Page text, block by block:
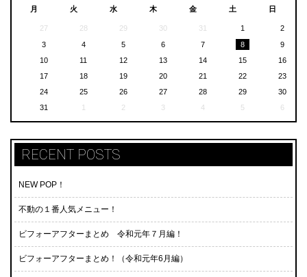
月 火 水 木 金 土 日
27 28 29 30 31 1
2
3
4 5 6 7 8
9
10
11 12 13 14 15
16
17
18 19 20 21 22
23
24
25 26 27 28 29
30
31
1 2 3 4 5 6
RECENT POSTS
NEW POP！
不動の１番人気メニュー！
ビフォーアフターまとめ 令和元年７月編！
ビフォーアフターまとめ！（令和元年6月編）